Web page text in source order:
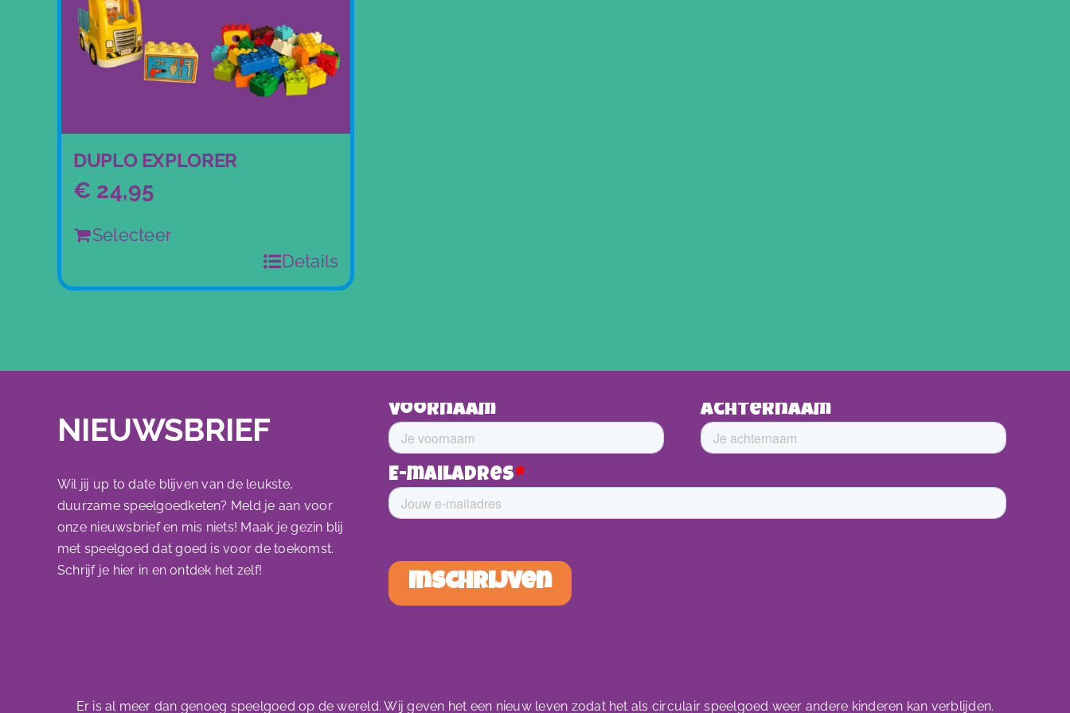
DUPLO EXPLORER
€ 24,95
Selecteer
Details
NIEUWSBRIEF
Wil jij up to date blijven van de leukste,
duurzame speelgoedketen? Meld je aan voor
onze nieuwsbrief en mis niets! Maak je gezin blij
met speelgoed dat goed is voor de toekomst.
Schrijf je hier in en ontdek het zelf!
Er is al meer dan genoeg speelgoed op de wereld. Wij geven het een nieuw leven zodat het als circulair speelgoed weer andere kinderen kan verblijden.